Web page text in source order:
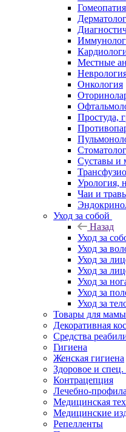
Гомеопатия
Местные
Онкология
Простуда,
Суставы
Урология,
Чаи и
Уход за собой
Назад
Уход за
Уход за
Уход за
Уход за
Уход за
Уход за
Уход за
Товары для
Декоративная
Средства
Гигиена
Женская гигиена
Здоровое и
Контрацепция
Лечебно-
Медицинская
Медицинские
Репелленты